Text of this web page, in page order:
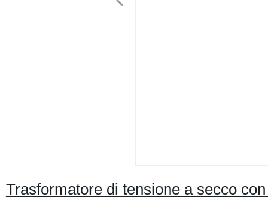
Trasformatore di tensione a secco